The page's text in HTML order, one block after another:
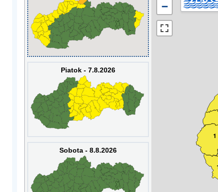
Piatok - 7.8.2026
Sobota - 8.8.2026
1
−